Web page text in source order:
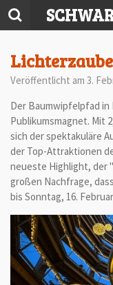
Zum
Hauptinhalt
Veröffentlicht am 3.
Der Baumwipfelpfad in
Publikumsmagnet. Mit
sich der spektakuläre
der Top-Attraktionen
neueste Highlight, der
großen Nachfrage,
bis Sonntag, 16.